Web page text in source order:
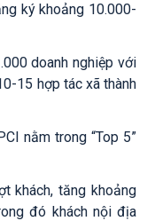
ký khoảng 10.000-
doanh nghiệp với
15 hợp tác xã thành
nằm trong “Top 5”
khách, tăng khoảng
đó khách nội địa